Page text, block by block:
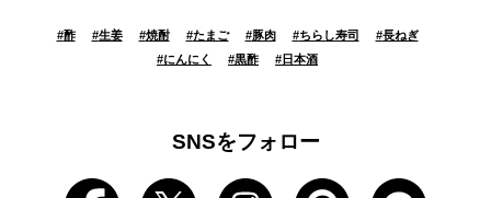
#酢 #生姜 #焼酎 #たまご #豚肉 #ちらし寿司 #長ねぎ
#にんにく #黒酢 #日本酒
SNSをフォロー